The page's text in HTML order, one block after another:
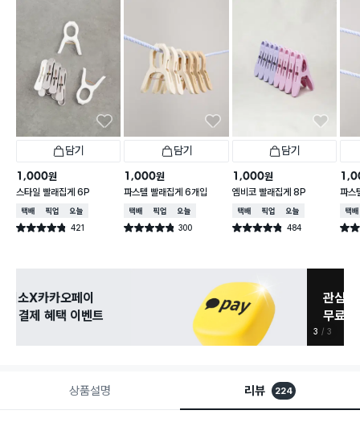
담기
1,000원
스타일 빨래집게 6P
택배배송매장픽업오늘배송
별점 4.8점 421
건 작성
담기
1,000원
파스텔 빨래집게 6개입
택배배송매장픽업오늘배송
별점 4.8점 300
건 작성
담기
1,000원
엠비코 빨래집게 8P
택배배송매장픽업오늘배송
별점 4.8점 484
건 작성
파스
택배
별점
관심 있는 신상 입고
무료로 알림 받기
3 3
상품설명 리뷰 224